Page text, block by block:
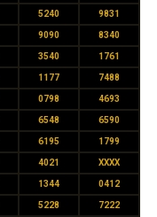
5240 9831
9090 8340
3540 1761
1177 7488
0798 4693
6548 6590
6195 1799
4021 XXXX
1344 0412
5228 7222